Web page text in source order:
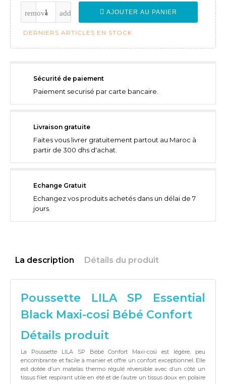
AJOUTER AU PANIER
DERNIERS ARTICLES EN STOCK
Sécurité de paiement
Paiement securisé par carte bancaire.
Livraison gratuite
Faites vous livrer gratuitement partout au Maroc à
partir de 300 dhs d'achat.
Echange Gratuit
Echangez vos produits achetés dans un délai de 7
jours.
La description Détails du produit
Poussette LILA SP Essential
Black Maxi-cosi Bébé Confort
Détails produit
La Poussette LILA SP Bébé Confort Maxi-cosi est légère, peu
encombrante et facile à manier et offre un confort exceptionnel. Elle
est dotée d’un matelas thermo régulé réversible avec d’un côté un
tissus filet respirant utile en été et de l’autre un tissus doux en polaire